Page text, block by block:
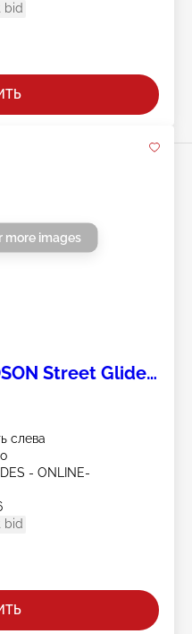
bid
more images
Street Glide
слева
- ONLINE-
bid